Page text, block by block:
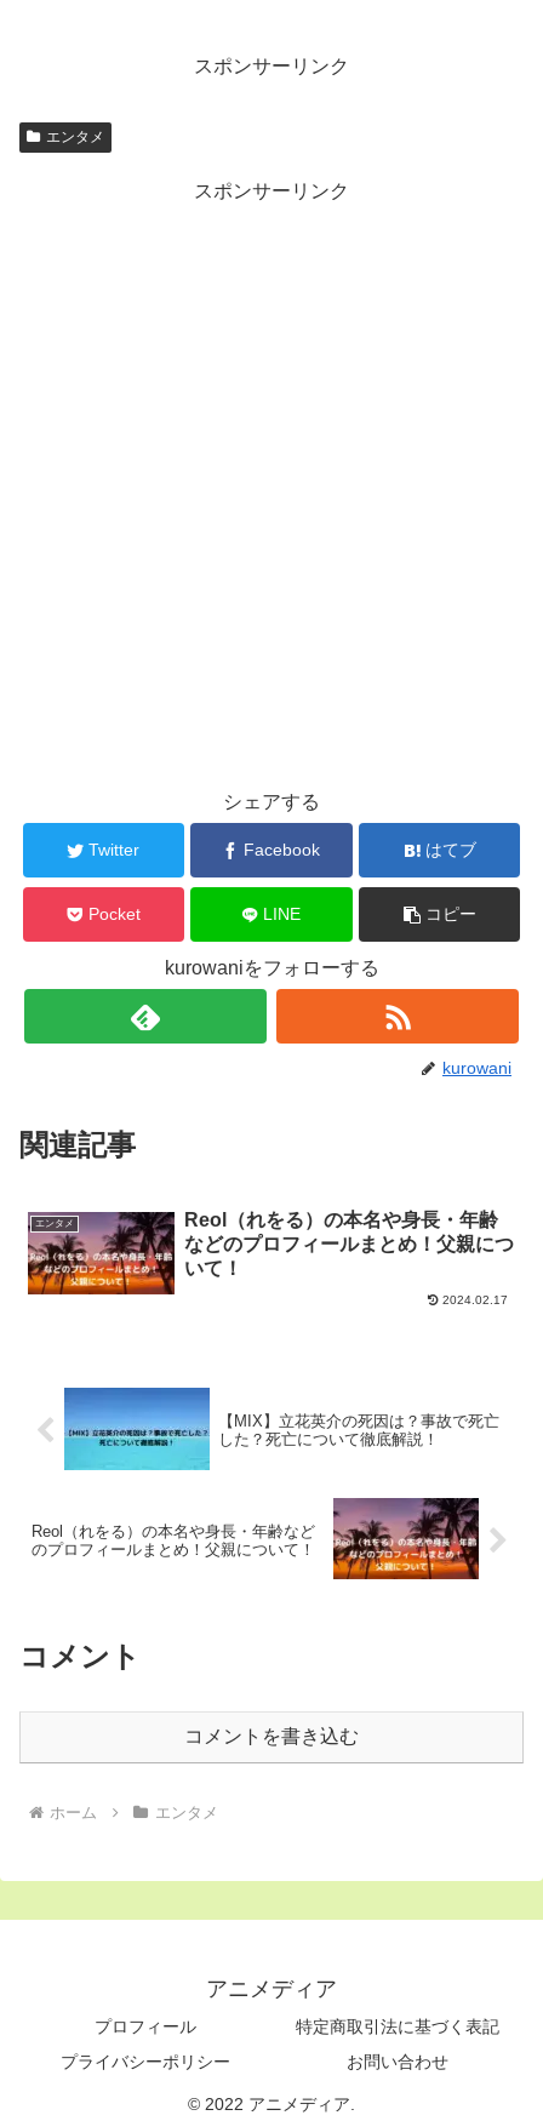
スポンサーリンク
エンタメ
スポンサーリンク
シェアする
Twitter Facebook はてブ
Pocket LINE コピー
kurowaniをフォローする
kurowani
関連記事
エンタメ
Reol（れをる）の本名や身長・年齢
などのプロフィールまとめ！父親につ
いて！
2024.02.17
【MIX】立花英介の死因は？事故で死亡
した？死亡について徹底解説！
Reol（れをる）の本名や身長・年齢など
のプロフィールまとめ！父親について！
コメント
コメントを書き込む
ホーム エンタメ
アニメディア
プロフィール
特定商取引法に基づく表記
プライバシーポリシー
お問い合わせ
© 2022 アニメディア.